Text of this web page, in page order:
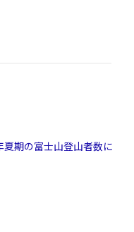
夏期の富士山登山者数に